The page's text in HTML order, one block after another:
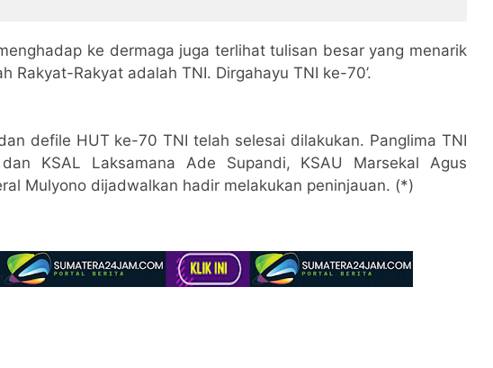
Tulus"
ke dermaga juga terlihat tulisan besar yang menarik
Rakyat-Rakyat adalah TNI. Dirgahayu TNI ke-70’.
defile HUT ke-70 TNI telah selesai dilakukan. Panglima TNI
KSAL Laksamana Ade Supandi, KSAU Marsekal Agus
Mulyono dijadwalkan hadir melakukan peninjauan. (*)